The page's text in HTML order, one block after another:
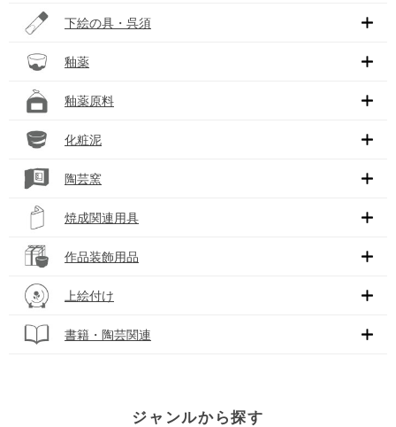
下絵の具・呉須
釉薬
釉薬原料
化粧泥
陶芸窯
焼成関連用具
作品装飾用品
上絵付け
書籍・陶芸関連
ジャンルから探す